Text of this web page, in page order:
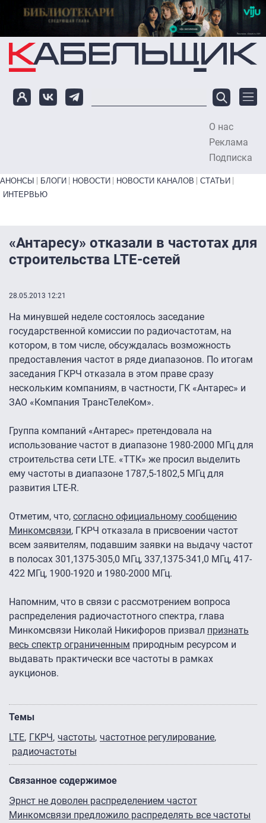
Перейти к основному содержанию
О нас
Реклама
Подписка
Primary links bottom
АНОНСЫ БЛОГИ НОВОСТИ НОВОСТИ КАНАЛОВ
СТАТЬИ
ИНТЕРВЬЮ
«Антаресу» отказали в частотах для
строительства LTE-сетей
28.05.2013 12:21
На минувшей неделе состоялось заседание
государственной комиссии по радиочастотам, на
котором, в том числе, обсуждалась возможность
предоставления частот в ряде диапазонов. По итогам
заседания ГКРЧ отказала в этом праве сразу
нескольким компаниям, в частности, ГК «Антарес» и
ЗАО «Компания ТрансТелеКом».
Группа компаний «Антарес» претендовала на
использование частот в диапазоне 1980-2000 МГц для
строительства сети LTE. «ТТК» же просил выделить
ему частоты в диапазоне 1787,5-1802,5 МГц для
развития LTE-R.
Отметим, что, согласно официальному сообщению
Минкомсвязи, ГКРЧ отказала в присвоении частот
всем заявителям, подавшим заявки на выдачу частот
в полосах 301,1375-305,0 МГц, 337,1375-341,0 МГц, 417-
422 МГц, 1900-1920 и 1980-2000 МГц.
Напомним, что в связи с рассмотрением вопроса
распределения радиочастотного спектра, глава
Минкомсвязи Николай Никифоров призвал признать
весь спектр ограниченным природным ресурсом и
выдавать практически все частоты в рамках
аукционов.
Темы
LTE ГКРЧ частоты частотное регулирование
радиочастоты
Связанное содержимое
Эрнст не доволен распределением частот
Минкомсвязи предложило распределять все частоты